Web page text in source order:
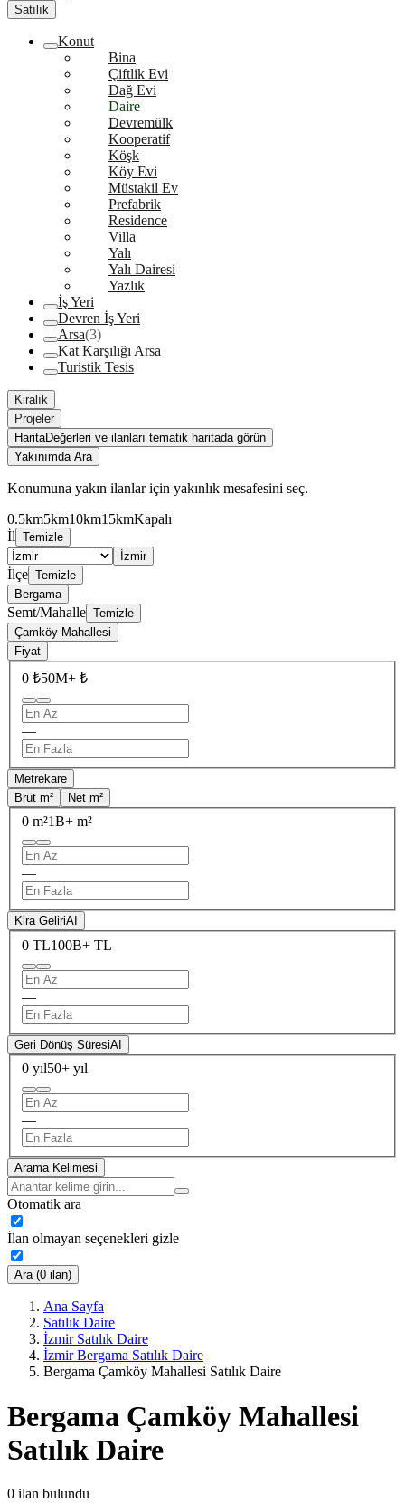
Satılık
Konut
Bina
Çiftlik Evi
Dağ Evi
Daire
Devremülk
Kooperatif
Köşk
Köy Evi
Müstakil Ev
Prefabrik
Residence
Villa
Yalı
Yalı Dairesi
Yazlık
İş Yeri
Devren İş Yeri
Arsa(3)
Kat Karşılığı Arsa
Turistik Tesis
Kiralık
Projeler
HaritaDeğerleri ve ilanları tematik haritada görün
Yakınımda Ara
Konumuna yakın ilanlar için yakınlık mesafesini seç.
0.5km5km10km15kmKapalı
İl Temizle
İzmir
İlçe Temizle
Bergama
Semt/Mahalle Temizle
Çamköy Mahallesi
Fiyat
0 ₺50M+ ₺
—
Metrekare
Brüt m²
Net m²
0 m²1B+ m²
—
Kira GeliriAI
0 TL100B+ TL
—
Geri Dönüş SüresiAI
0 yıl50+ yıl
—
Arama Kelimesi
Otomatik ara
İlan olmayan seçenekleri gizle
Ara (0 ilan)
Ana Sayfa
Satılık Daire
İzmir Satılık Daire
İzmir Bergama Satılık Daire
Bergama Çamköy Mahallesi Satılık Daire
Bergama Çamköy Mahallesi
Satılık Daire
0 ilan bulundu